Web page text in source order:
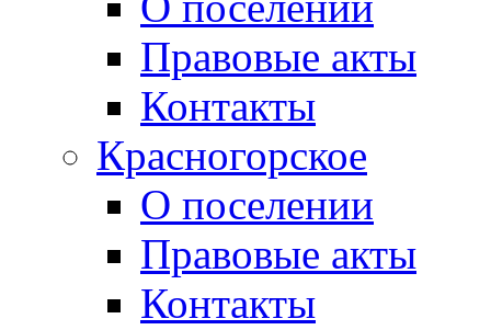
Правовые акты
Контакты
Красногорское
О поселении
Правовые акты
Контакты